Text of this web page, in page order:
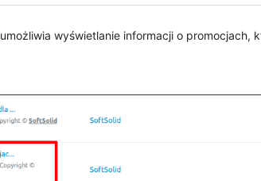
umożliwia wyświetlanie informacji o promocjach,